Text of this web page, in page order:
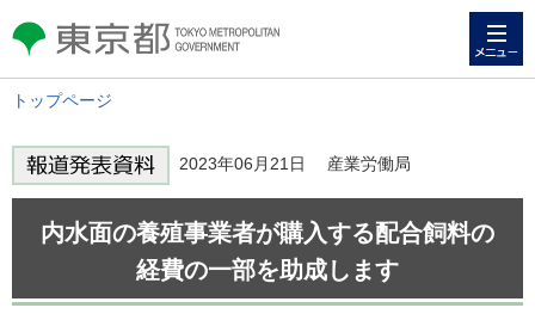
東京都 TOKYO METROPOLITAN
GOVERNMENT
トップページ
2023年06月21日 産業労働局
内水面の養殖事業者が購入する配合飼料の
経費の一部を助成します